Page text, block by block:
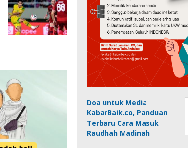
Doa untuk Media
KabarBaik.co, Panduan
Terbaru Cara Masuk
Raudhah Madinah